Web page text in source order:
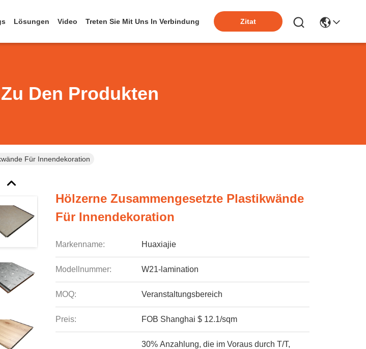
Lösungen Video Treten Sie Mit Uns In Verbindung Zitat
Den Produkten
Für Innendekoration
Hölzerne Zusammengesetzte Plastikwände
Für Innendekoration
Markenname: Huaxiajie
Modellnummer: W21-lamination
MOQ: Veranstaltungsbereich
Preis: FOB Shanghai $ 12.1/sqm
30% Anzahlung, die im Voraus durch T/T,